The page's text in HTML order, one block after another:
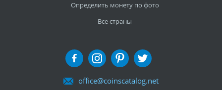
Определить монету по фото
Все страны
office@coinscatalog.net